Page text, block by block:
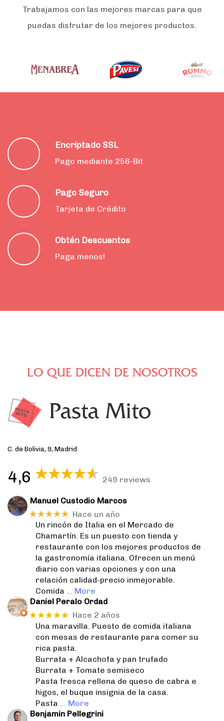
Trabajamos con las mejores marcas para que
puedas disfrutar de los mejores productos.
Encriptado SSL
Pago mediante 256-Bit
Pago Seguro
Tarjeta de Crédito
Obtén Descuentos
Paga menos!
LO QUE DICEN DE NOSOTROS
Pasta Mito
C. de Bolivia, 9, Madrid
4,6 249 reviews
Manuel Custodio Marcos
★★★★★ Hace un año
Un rincón de Italia en el Mercado de
Chamartín. Es un puesto con tienda y
restaurante con los mejores productos de
la gastronomía italiana. Ofrecen un menú
diario con varias opciones y con una
relación calidad-precio inmejorable.
Comida … More
Daniel Peralo Ordad
★★★★★ Hace 2 años
Una maravilla. Puesto de comida italiana
con mesas de restaurante para comer su
rica pasta.
Burrata + Alcachofa y pan trufado
Burrata + Tomate semiseco
Pasta fresca rellena de queso de cabra e
higos, el buque insignia de la casa.
Pasta
… More
Benjamin Pellegrini